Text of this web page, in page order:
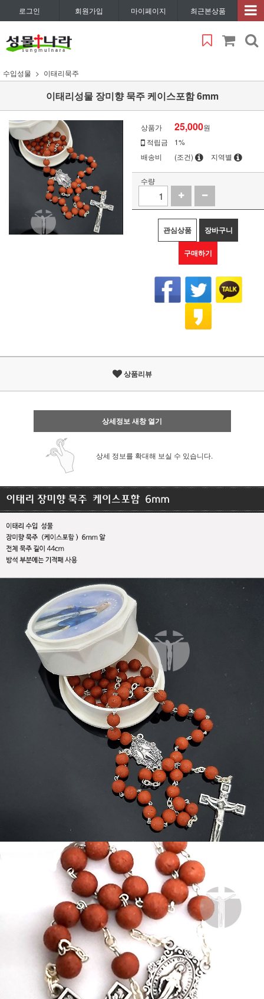
로그인 회원가입 마이페이지 최근본상품
수입성물 이태리묵주
이태리성물 장미향 묵주 케이스포함 6mm
상품가 25,000원
적립금
1%
배송비
(조건) 지역별
수량
관심상품 장바구니
구매하기
상품리뷰
상세정보 새창 열기
상세 정보를 확대해 보실 수 있습니다.